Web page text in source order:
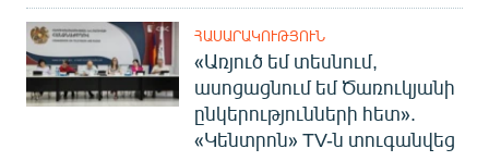
ՀԱՍԱՐԱԿՈՒԹՅՈՒՆ
«Առյուծ եմ տեսնում,
ասոցացնում եմ Ծառուկյանի
ընկերությունների հետ».
«Կենտրոն» TV-ն տուգանվեց